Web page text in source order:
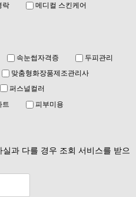
락
메디컬 스킨케어
속눈썹자격증
두피관리
맞춤형화장품제조관리사
퍼스널컬러
트
피부미용
과 다를 경우 조회 서비스를 받으